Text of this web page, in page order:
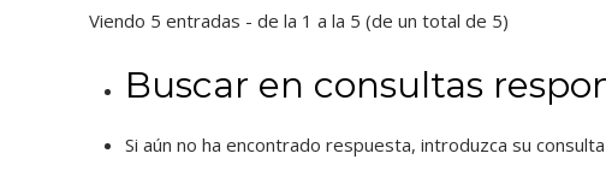
Viendo 5 entradas - de la 1 a la 5 (de un total de 5)
Buscar en consultas
Si aún no ha encontrado respuesta, introduzca su